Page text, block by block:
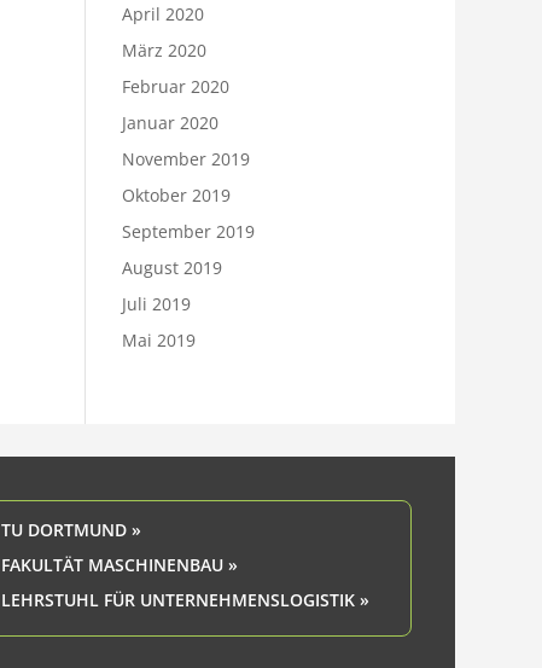
April 2020
März 2020
Februar 2020
Januar 2020
November 2019
Oktober 2019
September 2019
August 2019
Juli 2019
Mai 2019
TU DORTMUND »
FAKULTÄT MASCHINENBAU »
LEHRSTUHL FÜR UNTERNEHMENSLOGISTIK »